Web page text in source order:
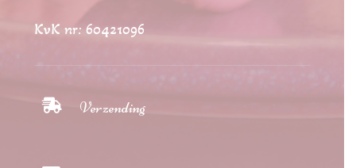
KvK nr: 60421096
 Verzending